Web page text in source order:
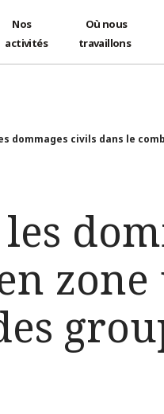
Nos
activités
Où nous
travaillons
dommages civils dans le